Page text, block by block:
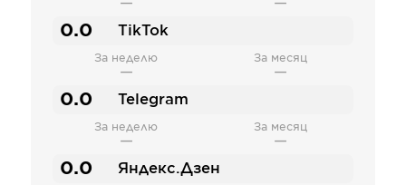
— —
0.0 TikTok
За неделю
—
За месяц
—
0.0 Telegram
За неделю
—
За месяц
—
0.0 Яндекс.Дзен